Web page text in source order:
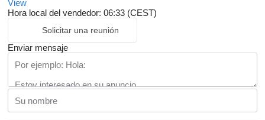
View
Hora local del vendedor: 06:33 (CEST)
Solicitar una reunión
Enviar mensaje